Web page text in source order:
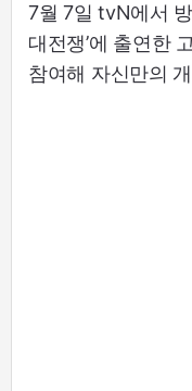
7월 7일 tvN에서
대전쟁’에 출연한
참여해 자신만의